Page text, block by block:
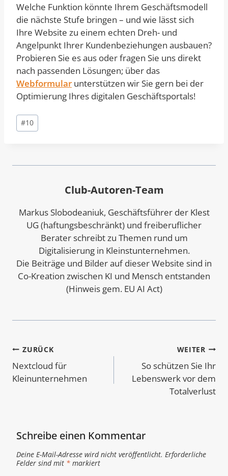
Welche Funktion könnte Ihrem Geschäftsmodell
die nächste Stufe bringen – und wie lässt sich
Ihre Website zu einem echten Dreh- und
Angelpunkt Ihrer Kundenbeziehungen ausbauen?
Probieren Sie es aus oder fragen Sie uns direkt
nach passenden Lösungen; über das
Webformular unterstützen wir Sie gern bei der
Optimierung Ihres digitalen Geschäftsportals!
Schlagworte:
#10
Club-Autoren-Team
Markus Slobodeaniuk, Geschäftsführer der Klest
UG (haftungsbeschränkt) und freiberuflicher
Berater schreibt zu Themen rund um
Digitalisierung in Kleinstunternehmen.
Die Beiträge und Bilder auf dieser Website sind in
Co-Kreation zwischen KI und Mensch entstanden
(Hinweis gem. EU AI Act)
Beitragsnavigation
ZURÜCK
Nextcloud für
Kleinunternehmen
WEITER
So schützen Sie Ihr
Lebenswerk vor dem
Totalverlust
Schreibe einen Kommentar
Deine E-Mail-Adresse wird nicht veröffentlicht. Erforderliche
Felder sind mit * markiert